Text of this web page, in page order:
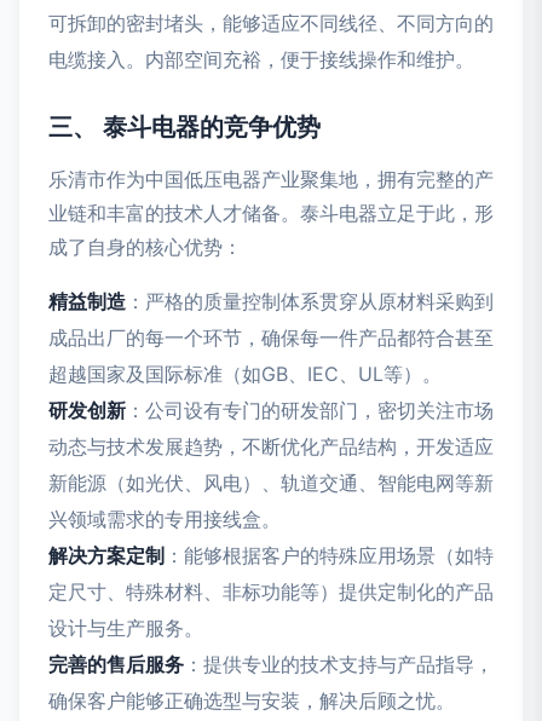
可拆卸的密封堵头，能够适应不同线径、不同方向的
电缆接入。内部空间充裕，便于接线操作和维护。
三、 泰斗电器的竞争优势
乐清市作为中国低压电器产业聚集地，拥有完整的产
业链和丰富的技术人才储备。泰斗电器立足于此，形
成了自身的核心优势：
精益制造 ：严格的质量控制体系贯穿从原材料采购到
成品出厂的每一个环节，确保每一件产品都符合甚至
超越国家及国际标准（如GB、IEC、UL等）。
研发创新 ：公司设有专门的研发部门，密切关注市场
动态与技术发展趋势，不断优化产品结构，开发适应
新能源（如光伏、风电）、轨道交通、智能电网等新
兴领域需求的专用接线盒。
解决方案定制 ：能够根据客户的特殊应用场景（如特
定尺寸、特殊材料、非标功能等）提供定制化的产品
设计与生产服务。
完善的售后服务 ：提供专业的技术支持与产品指导，
确保客户能够正确选型与安装，解决后顾之忧。